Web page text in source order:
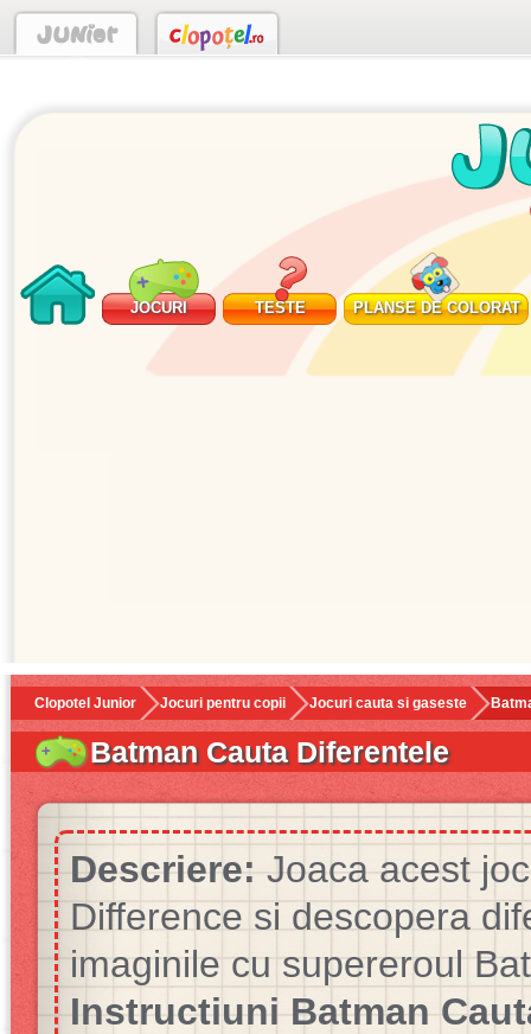
JOCURI TESTE PLANSE DE COLORAT
Clopotel Junior Jocuri pentru copii Jocuri cauta si gaseste
Batman Cauta Diferentele
Descriere: Joaca acest
Difference si descopera
imaginile cu supereroul
Instructiuni Batman